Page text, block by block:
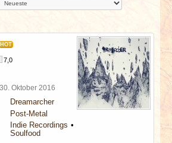
HOT
7,0
30. Oktober 2016
Dreamarcher
Post-Metal
Indie Recordings
Soulfood